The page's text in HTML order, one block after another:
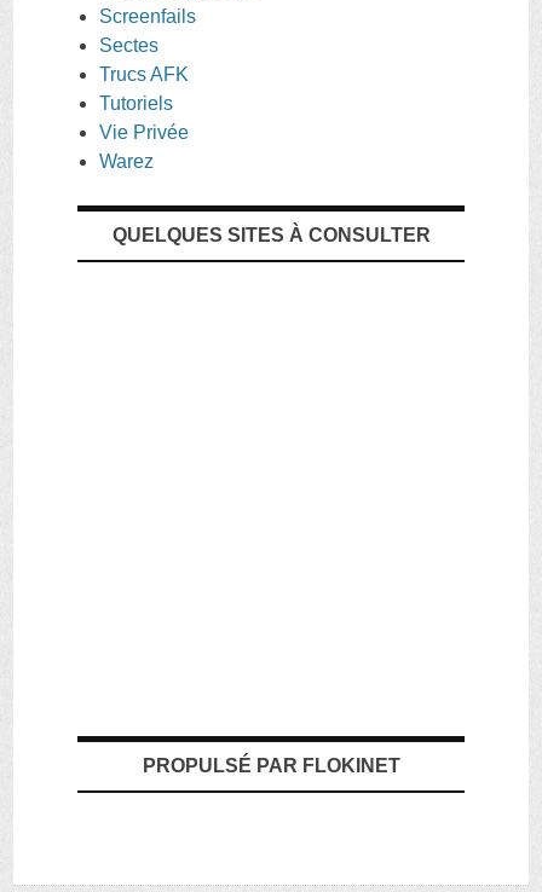
Screenfails
Sectes
Trucs AFK
Tutoriels
Vie Privée
Warez
QUELQUES SITES À CONSULTER
PROPULSÉ PAR FLOKINET